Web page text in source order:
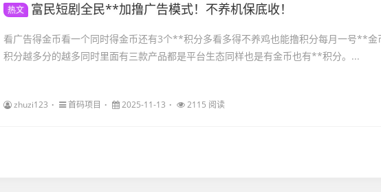
热文 富民短剧全民**加撸广告模式！不养机保底收！
看广告得金币看一个同时得金币还有3个**积分多看多得不养鸡也能撸积分每月一号**金
积分越多分的越多同时里面有三款产品都是平台生态同样也是有金币也有**积分。...
zhuzi123 首码项目 2025-11-13 2115 阅读